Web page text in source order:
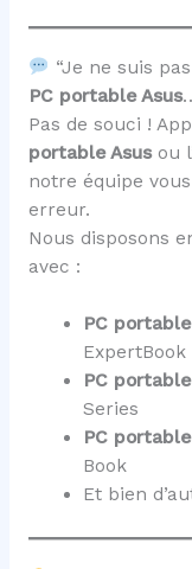
“Je ne suis
PC portable Asus
Pas de souci !
portable Asus ou
notre équipe
erreur.
Nous disposons
avec :
PC
ExpertBook
PC
Series
PC
Book
Et bien